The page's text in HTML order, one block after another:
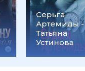
Серьга
Артемиды -
Татьяна
Устинова